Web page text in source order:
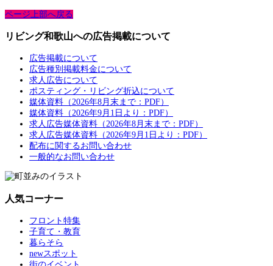
ページ上部へ戻る
リビング和歌山への広告掲載について
広告掲載について
広告種別掲載料金について
求人広告について
ポスティング・リビング折込について
媒体資料（2026年8月末まで：PDF）
媒体資料（2026年9月1日より：PDF）
求人広告媒体資料（2026年8月末まで：PDF）
求人広告媒体資料（2026年9月1日より：PDF）
配布に関するお問い合わせ
一般的なお問い合わせ
人気コーナー
フロント特集
子育て・教育
暮らそら
newスポット